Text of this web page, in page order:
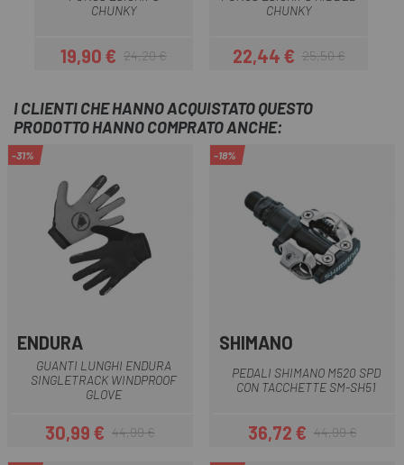
CHUNKY
Prezzo
19,90 €Prezzo base
24,20 €
CHUNKY
Prezzo
22,44 €Prezzo base
25,50 €
I CLIENTI CHE HANNO ACQUISTATO QUESTO
PRODOTTO HANNO COMPRATO ANCHE:
-31%
ENDURA
GUANTI LUNGHI ENDURA
SINGLETRACK WINDPROOF
GLOVE
Prezzo
30,99 €Prezzo base
44,99 €
-18%
SHIMANO
PEDALI SHIMANO M520 SPD
CON TACCHETTE SM-SH51
Prezzo
36,72 €Prezzo base
44,99 €